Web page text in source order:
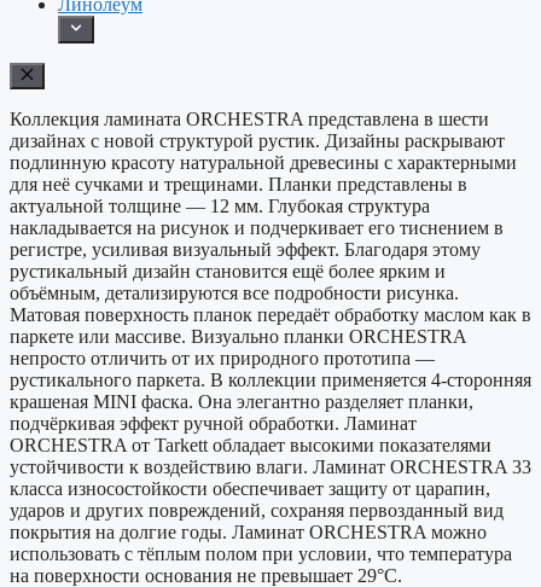
Коллекция ламината ORCHESTRA представлена в шести
дизайнах с новой структурой рустик. Дизайны раскрывают
подлинную красоту натуральной древесины с характерными
для неё сучками и трещинами. Планки представлены в
актуальной толщине — 12 мм. Глубокая структура
накладывается на рисунок и подчеркивает его тиснением в
регистре, усиливая визуальный эффект. Благодаря этому
рустикальный дизайн становится ещё более ярким и
объёмным, детализируются все подробности рисунка.
Матовая поверхность планок передаёт обработку маслом как в
паркете или массиве. Визуально планки ORCHESTRA
непросто отличить от их природного прототипа —
рустикального паркета. В коллекции применяется 4-сторонняя
крашеная MINI фаска. Она элегантно разделяет планки,
подчёркивая эффект ручной обработки. Ламинат
ORCHESTRA от Tarkett обладает высокими показателями
устойчивости к воздействию влаги. Ламинат ORCHESTRA 33
класса износостойкости обеспечивает защиту от царапин,
ударов и других повреждений, сохраняя первозданный вид
покрытия на долгие годы. Ламинат ORCHESTRA можно
использовать с тёплым полом при условии, что температура
на поверхности основания не превышает 29°C.